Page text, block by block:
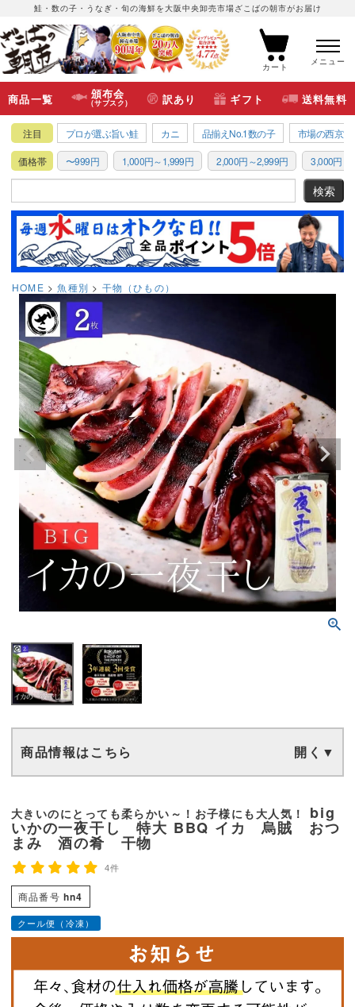
鮭・数の子・うなぎ・旬の海鮮を大阪中央卸売市場ざこばの朝市がお届け
カート
メニュー
商品一覧 頒布会
(サブスク) 訳あり ギフト 送料無料
注目 プロが選ぶ旨い鮭 カニ 品揃えNo.1数の子 市場の西京漬
価格帯 〜999円 1,000円～1,999円 2,000円～2,999円 3,000円～
HOME 魚種別 干物（ひもの）
商品情報はこちら
大きいのにとっても柔らかい～！お子様にも大人気！ big
いかの一夜干し 特大 BBQ イカ 烏賊 おつ
まみ 酒の肴 干物
4件
商品番号 hn4
クール便（冷凍）